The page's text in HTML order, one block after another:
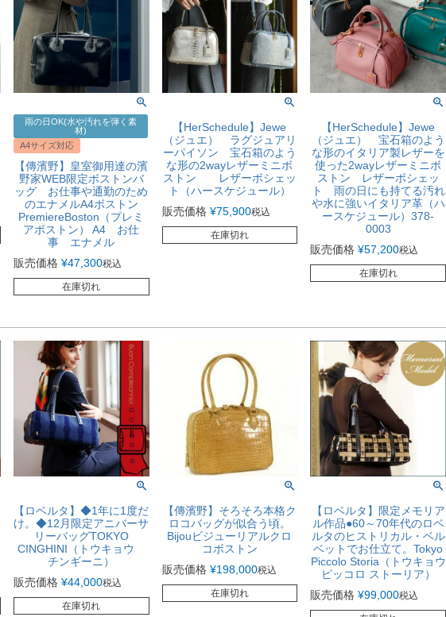
雨の日OK(水や汚れを弾く素
材)
A4サイズ対応
【傳濱野】皇室御用達の濱
野家WEB限定ボストンバ
ッグ お仕事や通勤のため
のエナメルA4ボストン
PremiereBoston（プレミ
アボストン） A4 お仕
事 エナメル
販売価格 ¥47,300税込
在庫切れ
【HerSchedule】Jewe
（ジュエ） ラグジュアリ
ーパイソン 宝石箱のよう
な形の2wayレザーミニボ
ストン レザーポシェッ
ト（ハースケジュール）
販売価格 ¥75,900税込
在庫切れ
【HerSchedule】Jewe
（ジュエ） 宝石箱のよう
な形のイタリア製レザーを
使った2wayレザーミニボ
ストン レザーポシェッ
ト 雨の日にも持てる汚れ
や水に強いイタリア革（ハ
ースケジュール）378-
0003
販売価格 ¥57,200税込
在庫切れ
【ロベルタ】◆1年に1度だ
け。◆12月限定アニバーサ
リーバッグTOKYO
CINGHINI（トウキョウ
チンギーニ）
販売価格 ¥44,000税込
在庫切れ
【傳濱野】そろそろ本格ク
ロコバッグが似合う頃。
Bijouビジューリアルクロ
コボストン
販売価格 ¥198,000税込
在庫切れ
【ロベルタ】限定メモリア
ル作品●60～70年代のロベ
ルタのヒストリカル・ベル
ベットでお仕立て。Tokyo
Piccolo Storia（トウキョウ
ピッコロ ストーリア）
販売価格 ¥99,000税込